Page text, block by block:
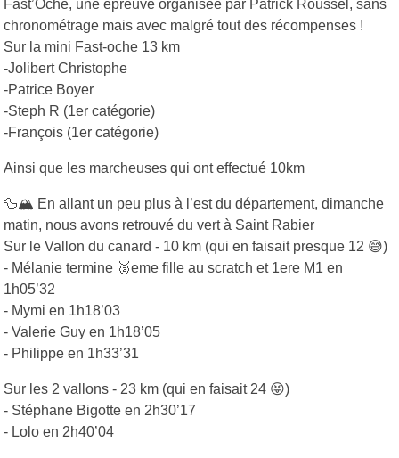
Fast’Oche, une épreuve organisée par Patrick Roussel, sans
chronométrage mais avec malgré tout des récompenses !
Sur la mini Fast-oche 13 km
-Jolibert Christophe
-Patrice Boyer
-Steph R (1er catégorie)
-François (1er catégorie)
Ainsi que les marcheuses qui ont effectué 10km
🦆🏔️ En allant un peu plus à l’est du département, dimanche
matin, nous avons retrouvé du vert à Saint Rabier
Sur le Vallon du canard - 10 km (qui en faisait presque 12 😅)
- Mélanie termine 🥈eme fille au scratch et 1ere M1 en
1h05’32
- Mymi en 1h18’03
- Valerie Guy en 1h18’05
- Philippe en 1h33’31
Sur les 2 vallons - 23 km (qui en faisait 24 😝)
- Stéphane Bigotte en 2h30’17
- Lolo en 2h40’04